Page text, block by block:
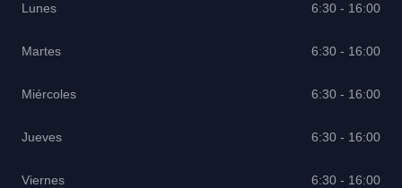
Lunes 6:30 - 16:00
Martes 6:30 - 16:00
Miércoles 6:30 - 16:00
Jueves 6:30 - 16:00
Viernes 6:30 - 16:00